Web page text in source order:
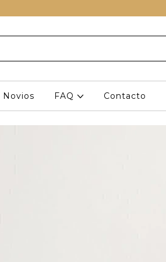
Novios FAQ Contacto